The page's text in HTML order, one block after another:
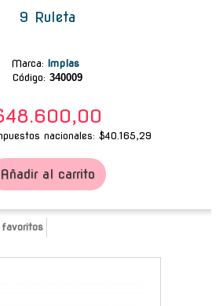
9 Ruleta
Marca: Implas
Código: 340009
nacionales: $40.165,29
Añadir al carrito